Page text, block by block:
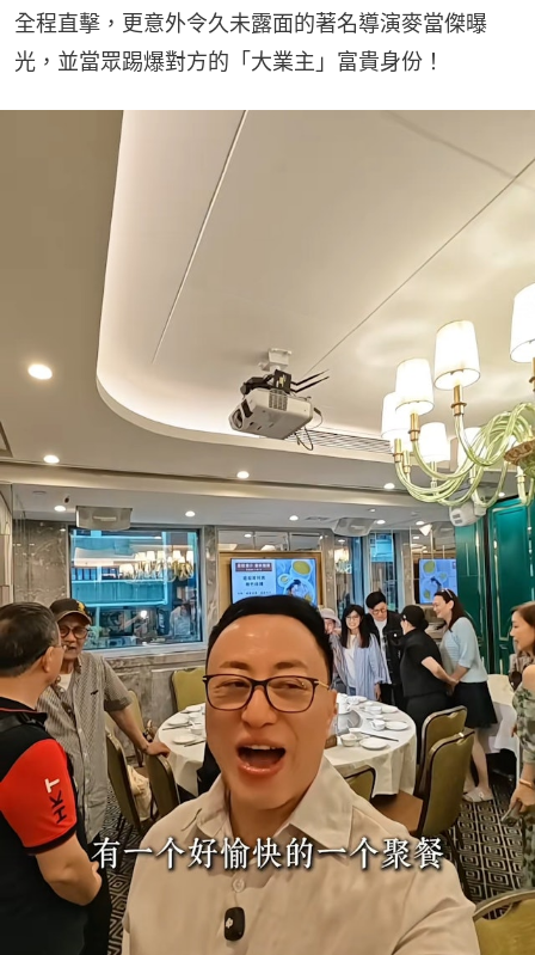
全程直擊，更意外令久未露面的著名導演麥當傑曝
光，並當眾踢爆對方的「大業主」富貴身份！